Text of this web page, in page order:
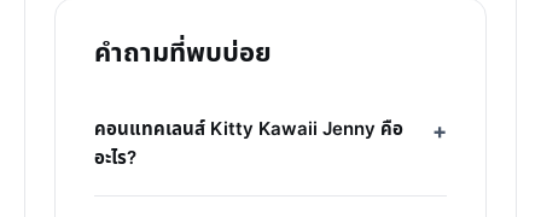
คำถามที่พบบ่อย
คอนแทคเลนส์ Kitty Kawaii Jenny คือ
อะไร?